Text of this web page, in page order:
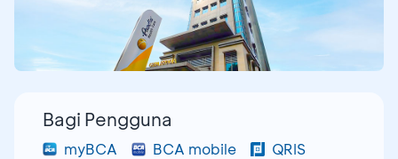
Bagi Pengguna
myBCA BCA mobile
QRIS